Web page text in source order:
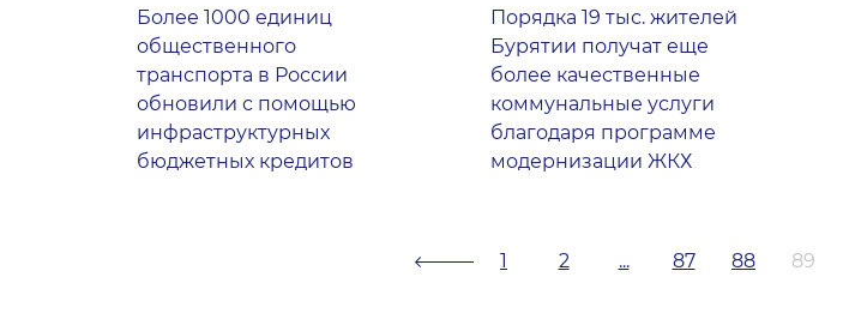
Более 1000 единиц
общественного
транспорта в России
обновили с помощью
инфраструктурных
бюджетных кредитов
Порядка 19 тыс. жителей
Бурятии получат еще
более качественные
коммунальные услуги
благодаря программе
модернизации ЖКХ
1 2 ... 87 88 89